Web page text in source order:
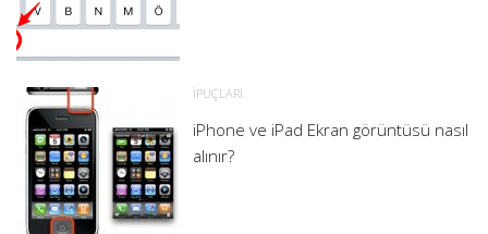
İPUÇLARI
iPhone ve iPad Ekran görüntüsü nasıl
alınır?